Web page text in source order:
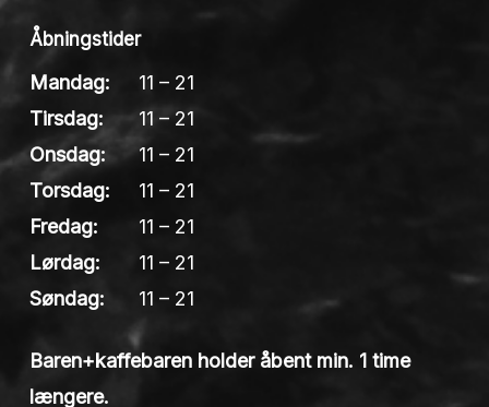
Åbningstider
Mandag:
11 – 21
Tirsdag:
11 – 21
Onsdag:
11 – 21
Torsdag:
11 – 21
Fredag:
11 – 21
Lørdag:
11 – 21
Søndag:
11 – 21
Baren+kaffebaren holder åbent min. 1 time
længere.